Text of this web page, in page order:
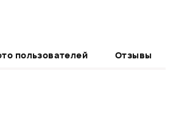
пользователей Отзывы